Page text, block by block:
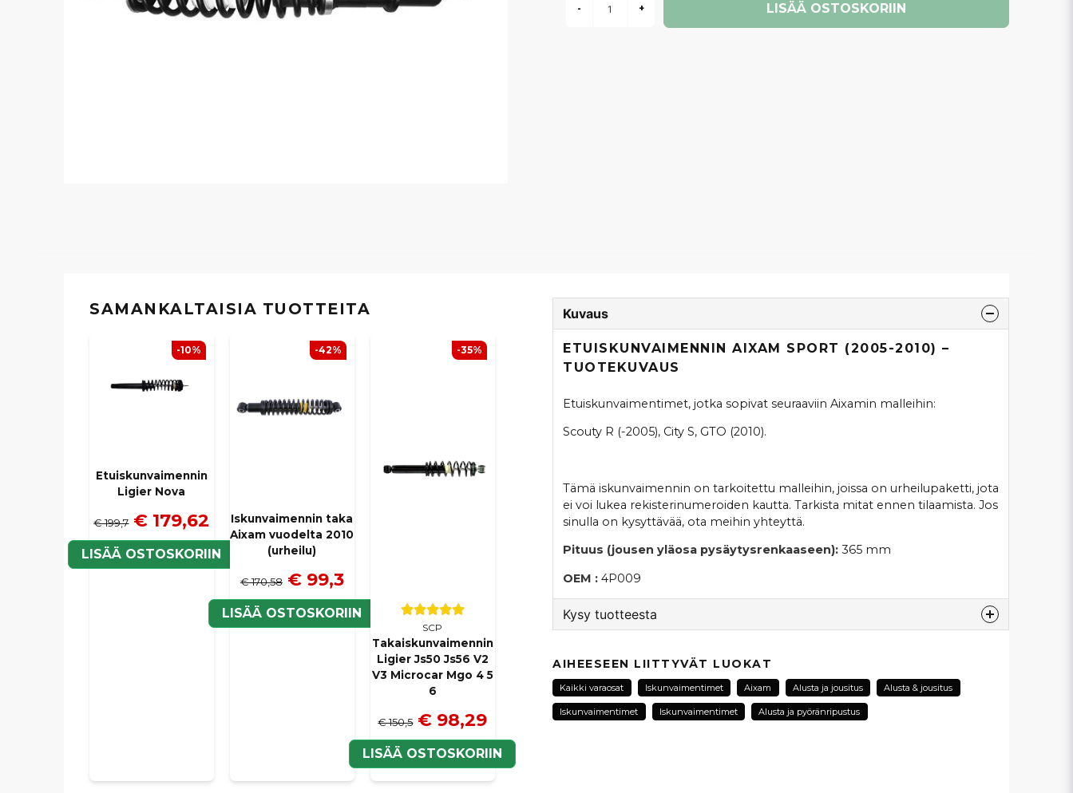
- + LISÄÄ OSTOSKORIIN
SAMANKALTAISIA ​​TUOTTEITA
Etuiskunvaimennin
Ligier Nova
€ 199,7 € 179,62
LISÄÄ OSTOSKORIIN
-10%
Iskunvaimennin taka
Aixam vuodelta 2010
(urheilu)
€ 170,58 € 99,3
LISÄÄ OSTOSKORIIN
-42%
SCP
Takaiskunvaimennin
Ligier Js50 Js56 V2
V3 Microcar Mgo 4 5
6
€ 150,5 € 98,29
LISÄÄ OSTOSKORIIN
-35%
Kuvaus
ETUISKUNVAIMENNIN AIXAM SPORT (2005-2010) –
TUOTEKUVAUS
Etuiskunvaimentimet, jotka sopivat seuraaviin Aixamin malleihin:
Scouty R (-2005), City S, GTO (2010).
Tämä iskunvaimennin on tarkoitettu malleihin, joissa on urheilupaketti, jota
ei voi lukea rekisterinumeroiden kautta. Tarkista mitat ennen tilaamista. Jos
sinulla on kysyttävää, ota meihin yhteyttä.
Pituus (jousen yläosa pysäytysrenkaaseen): 365 mm
OEM : 4P009
Kysy tuotteesta
Kysy meiltä tästä tuotteesta...
AIHEESEEN LIITTYVÄT LUOKAT
Kaikki varaosat Iskunvaimentimet Aixam Alusta ja jousitus Alusta & jousitus
Iskunvaimentimet Iskunvaimentimet Alusta ja pyöränripustus